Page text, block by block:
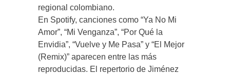
regional colombiano.
En Spotify, canciones como “Ya No Mi
Amor”, “Mi Venganza”, “Por Qué la
Envidia”, “Vuelve y Me Pasa” y “El Mejor
(Remix)” aparecen entre las más
reproducidas. El repertorio de Jiménez